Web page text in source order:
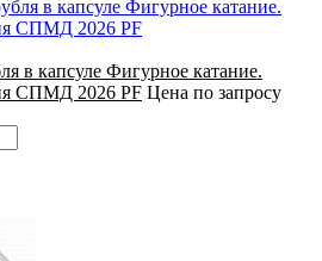
в капсуле Фигурное катание.
СПМД 2026 PF Цена по запросу